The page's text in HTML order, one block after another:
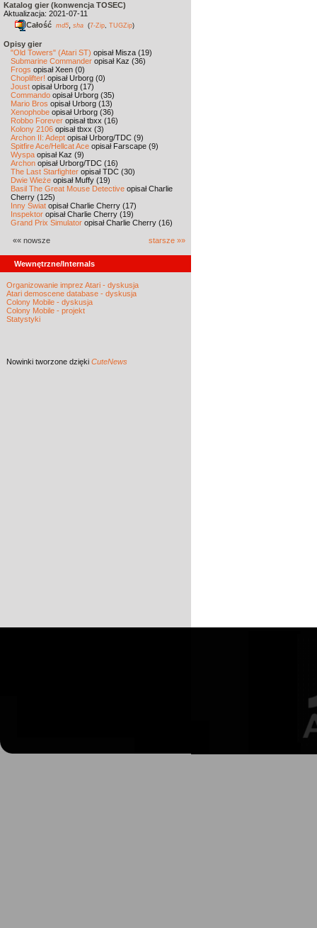
Katalog gier (konwencja TOSEC)
Aktualizacja: 2021-07-11
Całość md5 sha (7-Zip TUGZip)
Opisy gier
"Old Towers" (Atari ST) opisał Misza (19)
Submarine Commander opisał Kaz (36)
Frogs opisał Xeen (0)
Choplifter! opisał Urborg (0)
Joust opisał Urborg (17)
Commando opisał Urborg (35)
Mario Bros opisał Urborg (13)
Xenophobe opisał Urborg (36)
Robbo Forever opisał tbxx (16)
Kolony 2106 opisał tbxx (3)
Archon II: Adept opisał Urborg/TDC (9)
Spitfire Ace/Hellcat Ace opisał Farscape (9)
Wyspa opisał Kaz (9)
Archon opisał Urborg/TDC (16)
The Last Starfighter opisał TDC (30)
Dwie Wieże opisał Muffy (19)
Basil The Great Mouse Detective opisał Charlie
Cherry (125)
Inny Świat opisał Charlie Cherry (17)
Inspektor opisał Charlie Cherry (19)
Grand Prix Simulator opisał Charlie Cherry (16)
«« nowsze starsze »»
Wewnętrzne/Internals
Organizowanie imprez Atari - dyskusja
Atari demoscene database - dyskusja
Colony Mobile - dyskusja
Colony Mobile - projekt
Statystyki
Nowinki tworzone dzięki CuteNews